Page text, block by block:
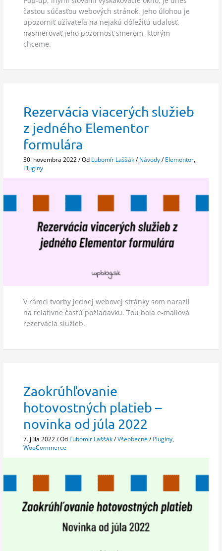
častou súčasťou webových stránok. Jeho úlohou je
upozorniť užívateľa na nejakú dôležitú udalosť,
nasmerovať jeho pozornosť smerom, ktorým
chceme.
Rezervácia viacerých služieb
z jedného Elementor
formulára
30. novembra 2022/ Od Ľubomír Laššák/Návody/Elementor
Pluginy
V rámci tvorby jednej webovej stránky som narazil
na relatívne častú požiadavku. Tou bola e-mailová
rezervácia služieb.
Zaokrúhľovanie
hotovostných platieb –
novinka od júla 2022
7. júla 2022/ Od Ľubomír Laššák/Všeobecné/Pluginy
WooCommerce